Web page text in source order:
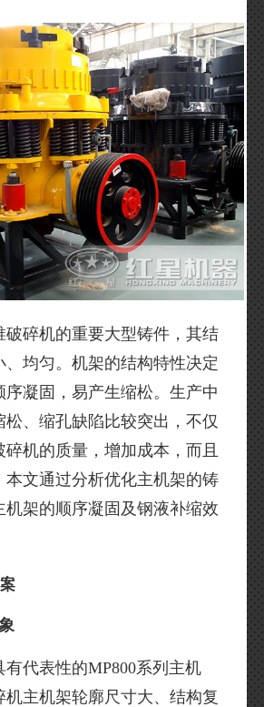
破碎机的重要大型铸件，其结
、均匀。机架的结构特性决定
序凝固，易产生缩松。生产中
松、缩孔缺陷比较突出，不仅
机的质量，增加成本，而且
本文通过分析优化主机架的铸
机架的顺序凝固及钢液补缩效
有代表性的MP800系列主机
机主机架轮廓尺寸大、结构复